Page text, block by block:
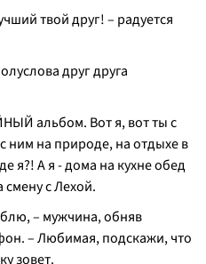
твой друг! – радуется
друг друга
альбом. Вот я, вот ты с
ним на природе, на отдыхе в
я?! А я - дома на кухне обед
смену с Лехой.
– мужчина, обняв
– Любимая, подскажи, что
зовет.